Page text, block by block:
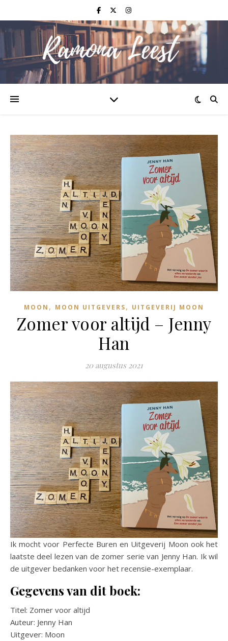
MOON , MOON UITGEVERS, UITGEVERIJ MOON
Zomer voor altijd – Jenny
Han
20 augustus 2021
Ik mocht voor Perfecte Buren en Uitgeverij Moon ook het
laatste deel lezen van de zomer serie van Jenny Han. Ik wil
de uitgever bedanken voor het recensie-exemplaar.
Gegevens van dit boek:
Titel: Zomer voor altijd
Auteur: Jenny Han
Uitgever: Moon